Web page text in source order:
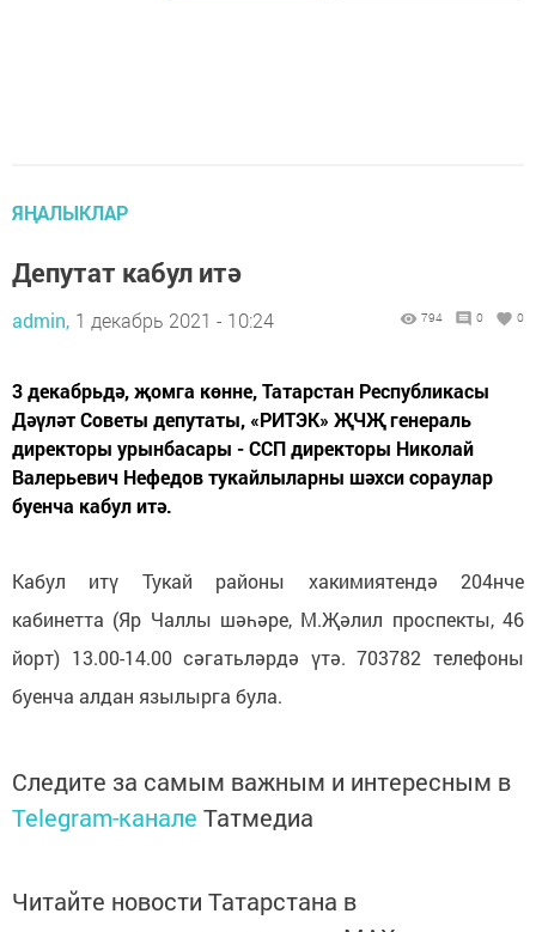
ЯҢАЛЫКЛАР
Депутат кабул итә
admin, 1 декабрь 2021 - 10:24 794 0 0
3 декабрьдә, җомга көнне, Татарстан Республикасы
Дәүләт Советы депутаты, «РИТЭК» ҖЧҖ генераль
директоры урынбасары - ССП директоры Николай
Валерьевич Нефедов тукайлыларны шәхси сораулар
буенча кабул итә.
Кабул итү Тукай районы хакимиятендә 204нче
кабинетта (Яр Чаллы шәһәре, М.Җәлил проспекты, 46
йорт) 13.00-14.00 сәгатьләрдә үтә. 703782 телефоны
буенча алдан язылырга була.
Следите за самым важным и интересным в
Telegram-канале Татмедиа
Читайте новости Татарстана в